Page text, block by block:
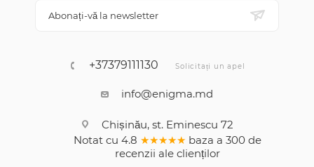
Abonați-vă la newsletter
+37379111130 Solicitați un apel
info@enigma.md
Chișinău, st. Eminescu 72
Notat cu 4.8 ★★★★★ baza a 300 de
recenzii ale clienților